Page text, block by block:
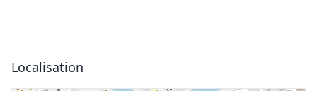
Localisation